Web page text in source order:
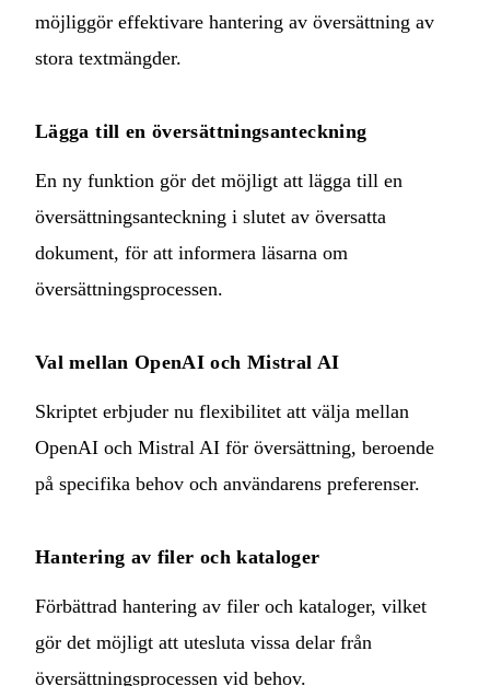
möjliggör effektivare hantering av översättning av
stora textmängder.
Lägga till en översättningsanteckning
En ny funktion gör det möjligt att lägga till en
översättningsanteckning i slutet av översatta
dokument, för att informera läsarna om
översättningsprocessen.
Val mellan OpenAI och Mistral AI
Skriptet erbjuder nu flexibilitet att välja mellan
OpenAI och Mistral AI för översättning, beroende
på specifika behov och användarens preferenser.
Hantering av filer och kataloger
Förbättrad hantering av filer och kataloger, vilket
gör det möjligt att utesluta vissa delar från
översättningsprocessen vid behov.